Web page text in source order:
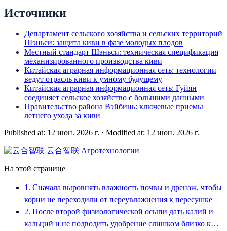
Источники
Департамент сельского хозяйства и сельских территорий
Шэньси: защита киви в фазе молодых плодов
Местный стандарт Шэньси: техническая спецификация
механизированного производства киви
Китайская аграрная информационная сеть: технологии
ведут отрасль киви к умному будущему
Китайская аграрная информационная сеть: Гуйян
соединяет сельское хозяйство с большими данными
Правительство района Вэйбинь: ключевые приемы
летнего ухода за киви
Published at: 12 июн. 2026 г. · Modified at: 12 июн. 2026 г.
云合智联 Агротехнологии
На этой странице
1. Сначала выровнять влажность почвы и дренаж, чтобы
корни не переходили от переувлажнения к пересушке
2. После второй физиологической осыпи дать калий и
кальций и не подводить удобрение слишком близко к